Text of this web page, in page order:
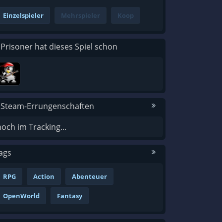
Einzelspieler Mehrspieler Koop
hat dieses Spiel schon
Errungenschaften
im Tracking...
RPG Action Abenteuer
OpenWorld Fantasy